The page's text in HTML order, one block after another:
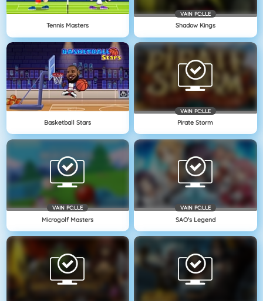
Tennis Masters
VAIN PC:LLE
Shadow Kings
Basketball Stars
VAIN PC:LLE
Pirate Storm
VAIN PC:LLE
Microgolf Masters
VAIN PC:LLE
SAO's Legend